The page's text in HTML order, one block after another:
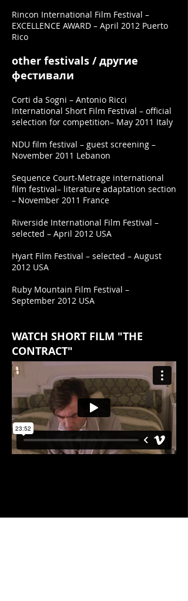
Rincon International Film Festival –
EXCELLENCE AWARD – April 2012 Puerto
Rico
other festivals / другие
фестивали
Corti da Sogni – Antonio Ricci
International Short Film Festival – official
selection for competition– May 2011 Italy
NDU film festival – guest screening –
November 2011 Lebanon
Sequence Court-Metrage international
film festival– literature adaptation section
– November 2011 France
Riverside International Film Festival –
selected – April 2012 USA
Hyart Film Festival – selected – August
2012 USA
Ruby Mountain Film Festival –
September 2012 USA
WATCH SHORT FILM "THE
CONTRACT"